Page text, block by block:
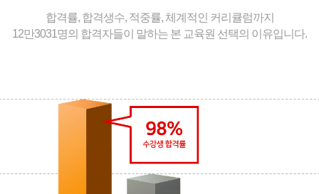
합격률, 합격생수, 적중률, 체계적인 커리큘럼까지
12만3031명의 합격자들이 말하는 본 교육원 선택의 이유입니다.